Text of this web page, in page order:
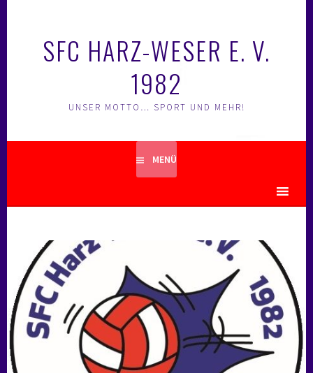
SFC HARZ-WESER E. V.
1982
UNSER MOTTO… SPORT UND MEHR!
MENÜ